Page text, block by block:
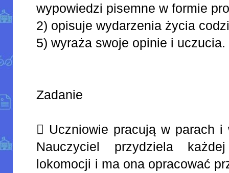
wypowiedzi pisemne w formie
2) opisuje wydarzenia życia
5) wyraża swoje opinie i uczucia.
Zadanie
 Uczniowie pracują w parach
Nauczyciel przydziela
lokomocji i ma ona opracować